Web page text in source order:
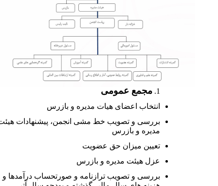
مجمع عمومی
انتخاب اعضای هیات مدیره و بازرس
بررسی و تصویب خط مشی انجمن، پیشنهادات هیئت
مدیره و بازرس
تعیین میزان حق عضویت
عزل هیئت مدیره و بازرس
بررسی و تصویب ترازنامه و صورتحساب درآمدها و